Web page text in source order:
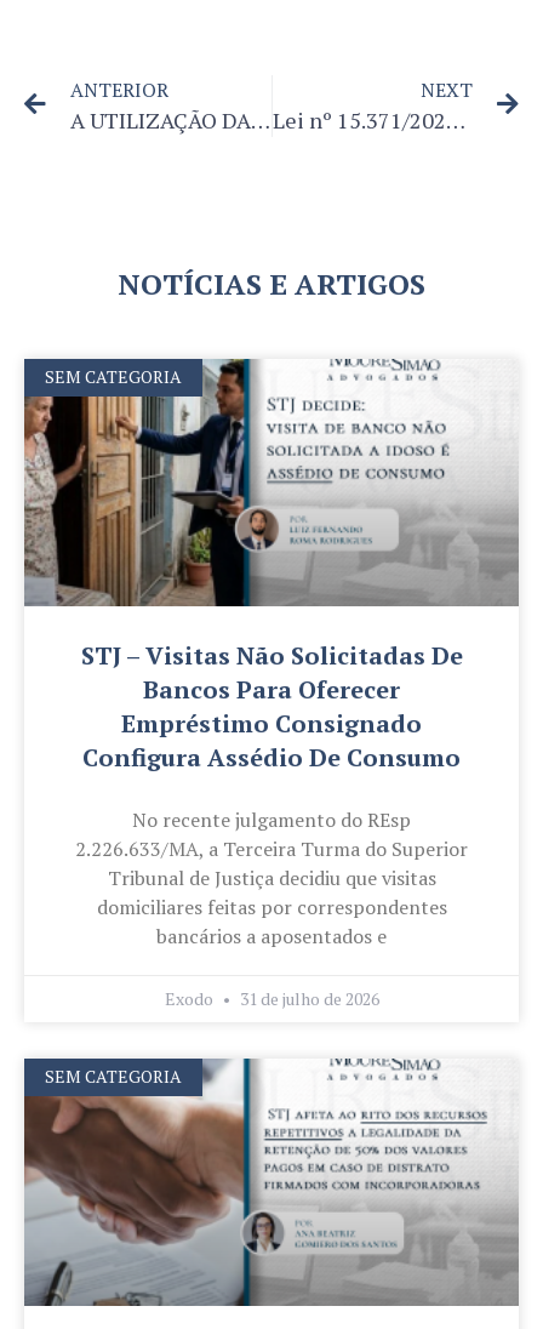
ANTERIOR
A UTILIZAÇÃO DA GEOLOCALIZAÇÃO PARA APURAÇÃO DE HORAS EXTRAS EM PROCESSOS TRABALHISTAS
NEXT
Lei nº 15.371/2026: O novo regramento da Licença-Paternidade no Brasil
NOTÍCIAS E ARTIGOS
SEM CATEGORIA
STJ – Visitas Não Solicitadas De
Bancos Para Oferecer
Empréstimo Consignado
Configura Assédio De Consumo
No recente julgamento do REsp
2.226.633/MA, a Terceira Turma do Superior
Tribunal de Justiça decidiu que visitas
domiciliares feitas por correspondentes
bancários a aposentados e
Exodo 31 de julho de 2026
SEM CATEGORIA